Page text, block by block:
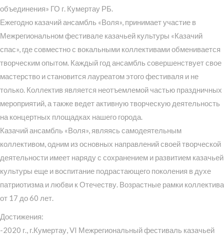
объединения» ГО г. Кумертау РБ.
Ежегодно казачий ансамбль «Воля», принимает участие в
Межрегиональном фестивале казачьей культуры «Казачий
спас», где совместно с вокальными коллективами обменивается
творческим опытом. Каждый год ансамбль совершенствует свое
мастерство и становится лауреатом этого фестиваля и не
только. Коллектив является неотъемлемой частью праздничных
мероприятий, а также ведет активную творческую деятельность
на концертных площадках нашего города.
Казачий ансамбль «Воля», являясь самодеятельным
коллективом, одним из основных направлений своей творческой
деятельности имеет наряду с сохранением и развитием казачьей
культуры еще и воспитание подрастающего поколения в духе
патриотизма и любви к Отечеству. Возрастные рамки коллектива
от 17 до 60 лет.
Достижения:
-2020 г., г.Кумертау, VI Межрегиональный фестиваль казачьей